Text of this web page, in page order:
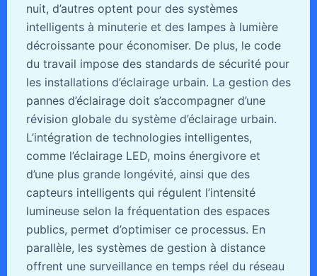
nuit, d’autres optent pour des systèmes
intelligents à minuterie et des lampes à lumière
décroissante pour économiser. De plus, le code
du travail impose des standards de sécurité pour
les installations d’éclairage urbain. La gestion des
pannes d’éclairage doit s’accompagner d’une
révision globale du système d’éclairage urbain.
L’intégration de technologies intelligentes,
comme l’éclairage LED, moins énergivore et
d’une plus grande longévité, ainsi que des
capteurs intelligents qui régulent l’intensité
lumineuse selon la fréquentation des espaces
publics, permet d’optimiser ce processus. En
parallèle, les systèmes de gestion à distance
offrent une surveillance en temps réel du réseau